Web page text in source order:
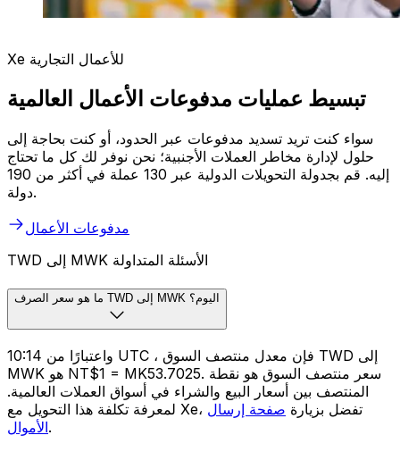
Xe للأعمال التجارية
تبسيط عمليات مدفوعات الأعمال العالمية
حلول لإدارة مخاطر العملات الأجنبية؛ نحن نوفر لك كل ما تحتاج
دولة.
مدفوعات الأعمال
TWD إلى MWK الأسئلة المتداولة
ما هو سعر الصرف TWD إلى MWK اليوم؟